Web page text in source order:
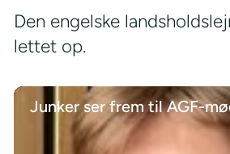
Den engelske
lettet op.